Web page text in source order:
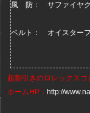
風 防： サファイヤク
ベルト： オイスター
超割引きのロレックスコ
ホームHP： http://